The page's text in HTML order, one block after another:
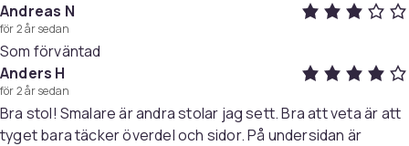
Denna bilkudde är certifierad enligt den moderna
säkerhetsstandarden ECE R129 (även kallad i-Size),
vilket innebär att den är noggrant testad för att ge
högsta möjliga skydd vid krock – även från sidan. Den är
framtagen för att användas tillsammans med bilens
Andreas N
för 2 år sedan
Som förväntad
Anders H
för 2 år sedan
Bra stol! Smalare är andra stolar jag sett. Bra att veta är att
tyget bara täcker överdel och sidor. På undersidan är